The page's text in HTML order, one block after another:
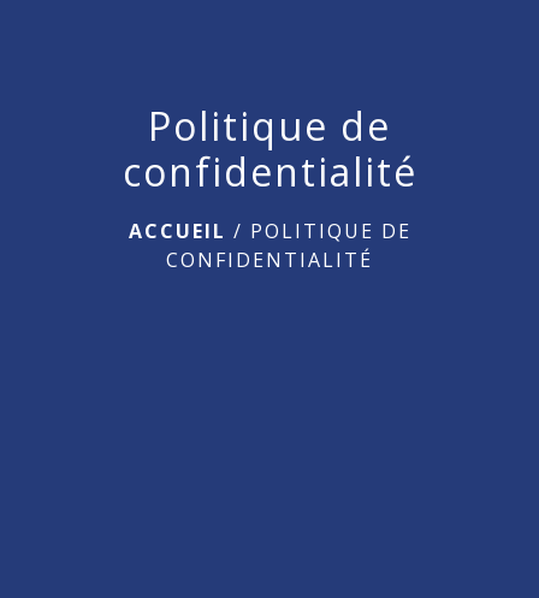
Politique de
confidentialité
ACCUEIL / POLITIQUE DE
CONFIDENTIALITÉ